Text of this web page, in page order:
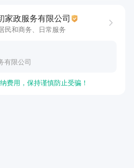
家政服务有限公司
民和商务、日常服务
有限公司
费用，保持谨慎防止受骗！